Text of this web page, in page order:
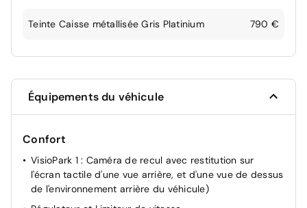
Teinte Caisse métallisée Gris Platinium 790 €
Équipements du véhicule
Confort
VisioPark 1 : Caméra de recul avec restitution sur
l'écran tactile d'une vue arrière, et d'une vue de dessus
de l'environnement arrière du véhicule)